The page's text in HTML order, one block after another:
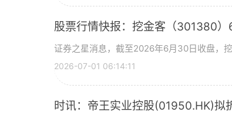
股票行情快报：挖金客（301380
证券之星消息，截至2026年6月30日收盘，
2026-07-01 06:14:11
时讯：帝王实业控股(01950.HK)拟